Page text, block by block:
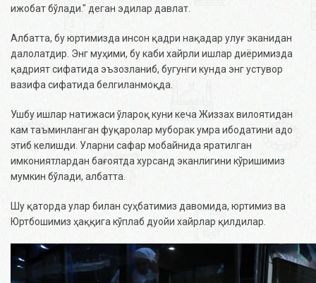
ижобат бўлади." деган эдилар давлат.
Албатта, бу юртимизда инсон қадри нақадар улуғ эканидан
далолатдир. Энг муҳими, бу каби хайрли ишлар диёримизда
қадрият сифатида эъзозланиб, бугунги кунда энг устувор
вазифа сифатида белгиланмоқда.
Ушбу ишлар натижаси ўлароқ куни кеча Жиззах вилоятидан
кам таъминланган фуқаролар муборак умра ибодатини адо
этиб келишди. Уларни сафар мобайнида яратилган
имкониятлардан бағоятда хурсанд эканлигини кўришимиз
мумкин бўлади, албатта.
Шу қаторда улар билан суҳбатимиз давомида, юртимиз ва
Юртбошимиз ҳаққига кўплаб дуойи хайрлар қилдилар.